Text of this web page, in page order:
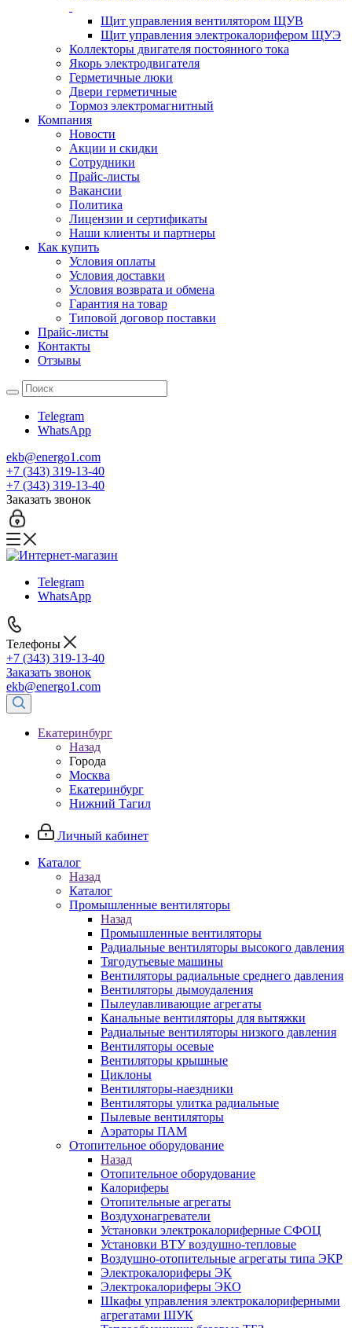
Щит управления вентилятором ЩУВ
Щит управления электрокалорифером ЩУЭ
Коллекторы двигателя постоянного тока
Якорь электродвигателя
Герметичные люки
Двери герметичные
Тормоз электромагнитный
Компания
Новости
Акции и скидки
Сотрудники
Прайс-листы
Вакансии
Политика
Лицензии и сертификаты
Наши клиенты и партнеры
Как купить
Условия оплаты
Условия доставки
Условия возврата и обмена
Гарантия на товар
Типовой договор поставки
Прайс-листы
Контакты
Отзывы
Telegram
WhatsApp
ekb@energo1.com
+7 (343) 319-13-40
+7 (343) 319-13-40
Заказать звонок
Telegram
WhatsApp
Телефоны
+7 (343) 319-13-40
Заказать звонок
ekb@energo1.com
Екатеринбург
Назад
Города
Москва
Екатеринбург
Нижний Тагил
Личный кабинет
Каталог
Назад
Каталог
Промышленные вентиляторы
Назад
Промышленные вентиляторы
Радиальные вентиляторы высокого давления
Тягодутьевые машины
Вентиляторы радиальные среднего давления
Вентиляторы дымоудаления
Пылеулавливающие агрегаты
Канальные вентиляторы для вытяжки
Радиальные вентиляторы низкого давления
Вентиляторы осевые
Вентиляторы крышные
Циклоны
Вентиляторы-наездники
Вентиляторы улитка радиальные
Пылевые вентиляторы
Аэраторы ПАМ
Отопительное оборудование
Назад
Отопительное оборудование
Калориферы
Отопительные агрегаты
Воздухонагреватели
Установки электрокалориферные СФОЦ
Установки ВТУ воздушно-тепловые
Воздушно-отопительные агрегаты типа ЭКР
Электрокалориферы ЭК
Электрокалориферы ЭКО
Шкафы управления электрокалориферными
агрегатами ШУК